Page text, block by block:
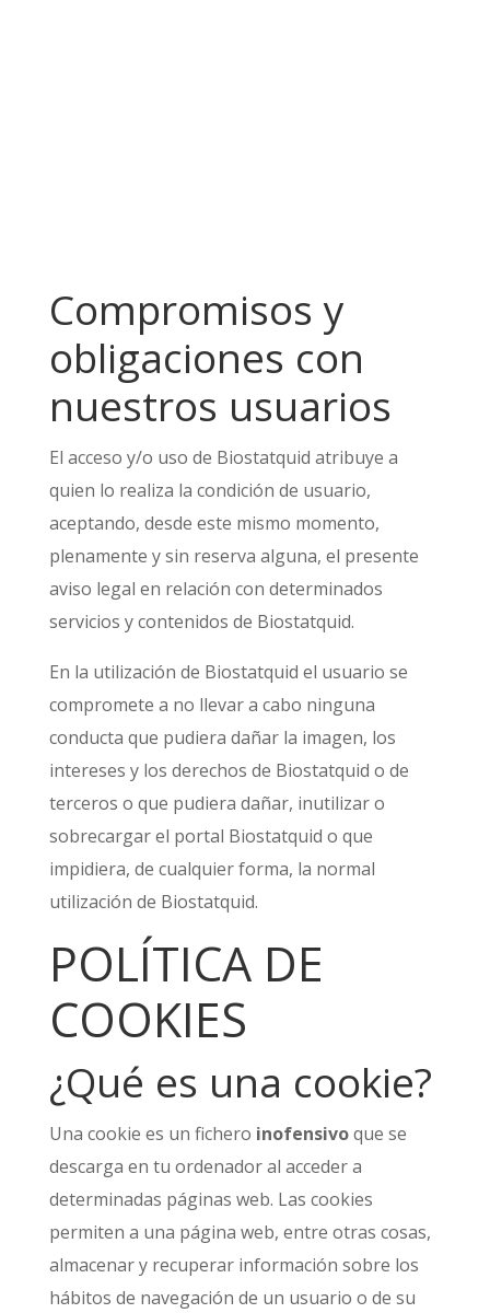
Compromisos y
obligaciones con
nuestros usuarios
El acceso y/o uso de Biostatquid atribuye a
quien lo realiza la condición de usuario,
aceptando, desde este mismo momento,
plenamente y sin reserva alguna, el presente
aviso legal en relación con determinados
servicios y contenidos de Biostatquid.
En la utilización de Biostatquid el usuario se
compromete a no llevar a cabo ninguna
conducta que pudiera dañar la imagen, los
intereses y los derechos de Biostatquid o de
terceros o que pudiera dañar, inutilizar o
sobrecargar el portal Biostatquid o que
impidiera, de cualquier forma, la normal
utilización de Biostatquid.
POLÍTICA DE
COOKIES
¿Qué es una cookie?
Una cookie es un fichero inofensivoque se
descarga en tu ordenador al acceder a
determinadas páginas web. Las cookies
permiten a una página web, entre otras cosas,
almacenar y recuperar información sobre los
hábitos de navegación de un usuario o de su